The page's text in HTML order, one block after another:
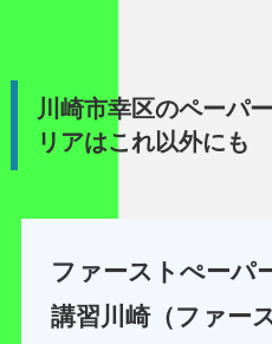
川崎市幸区のペーパ
リアはこれ以外にも
ファーストぺーパ
講習川崎（ファー